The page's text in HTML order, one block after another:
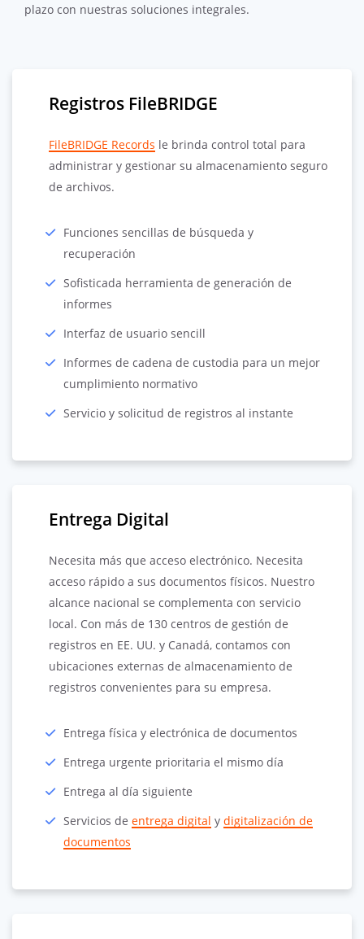
plazo con nuestras soluciones integrales.
Registros FileBRIDGE
FileBRIDGE Records le brinda control total para
administrar y gestionar su almacenamiento seguro
de archivos.
Funciones sencillas de búsqueda y
recuperación
Sofisticada herramienta de generación de
informes
Interfaz de usuario sencill
Informes de cadena de custodia para un mejor
cumplimiento normativo
Servicio y solicitud de registros al instante
Entrega Digital
Necesita más que acceso electrónico. Necesita
acceso rápido a sus documentos físicos. Nuestro
alcance nacional se complementa con servicio
local. Con más de 130 centros de gestión de
registros en EE. UU. y Canadá, contamos con
ubicaciones externas de almacenamiento de
registros convenientes para su empresa.
Entrega física y electrónica de documentos
Entrega urgente prioritaria el mismo día
Entrega al día siguiente
Servicios de entrega digital y digitalización de
documentos